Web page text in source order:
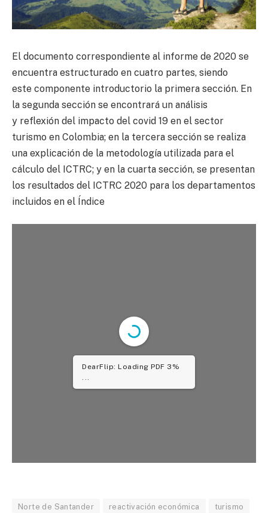
El documento correspondiente al informe de 2020 se
encuentra estructurado en cuatro partes, siendo
este componente introductorio la primera sección. En
la segunda sección se encontrará un análisis
y reflexión del impacto del covid 19 en el sector
turismo en Colombia; en la tercera sección se realiza
una explicación de la metodología utilizada para el
cálculo del ICTRC; y en la cuarta sección, se presentan
los resultados del ICTRC 2020 para los departamentos
incluidos en el Índice
DearFlip: Loading PDF 5%
...
Norte de Santander reactivación económica turismo